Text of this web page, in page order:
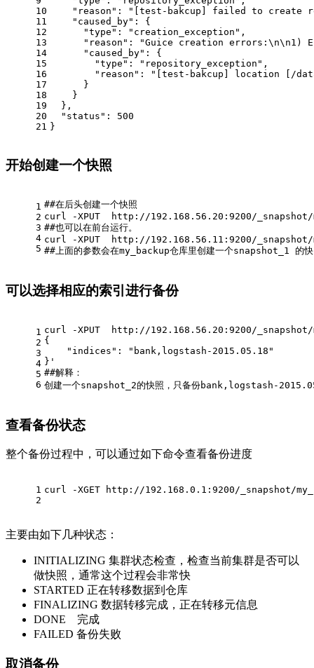
10
11
12
13
14
15
16
17
18
19
20
21
"reason": "[test-bakcup] failed to create
    "caused_by": {
      "type": "creation_exception",
"reason": "Guice creation errors:\n\n1)
      "caused_by": {
        "type": "repository_exception",
"reason": "[test-bakcup] location [/
      }
    }
  },
  "status": 500
}
开始创建一个快照
1
2
3
4
5
##在后头创建一个快照
curl -XPUT  http://192.168.56.20:9200/_snapshot/
##也可以在前台运行。
curl -XPUT  http://192.168.56.11:9200/_snapshot/
##上面的参数会在my_backup仓库里创建一个snapshot_1 的
可以选择相应的索引进行备份
1
2
3
4
5
6
curl -XPUT  http://192.168.56.20:9200/_snapshot/
{
    "indices": "bank,logstash-2015.05.18"
}'
##解释：
创建一个snapshot_2的快照，只备份bank,logstash-
查看备份状态
整个备份过程中，可以通过如下命令查看备份进度
1
2
curl -XGET http://192.168.0.1:9200/_snapshot/
主要由如下几种状态：
INITIALIZING 集群状态检查，检查当前集群是否可以
做快照，通常这个过程会非常快
STARTED 正在转移数据到仓库
FINALIZING 数据转移完成，正在转移元信息
DONE 完成
FAILED 备份失败
取消备份